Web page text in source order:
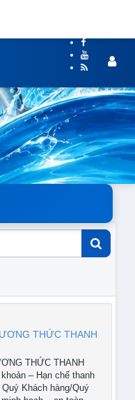
THỨC THANH
THỨC THANH
– Hạn chế thanh
Khách hàng/Quý